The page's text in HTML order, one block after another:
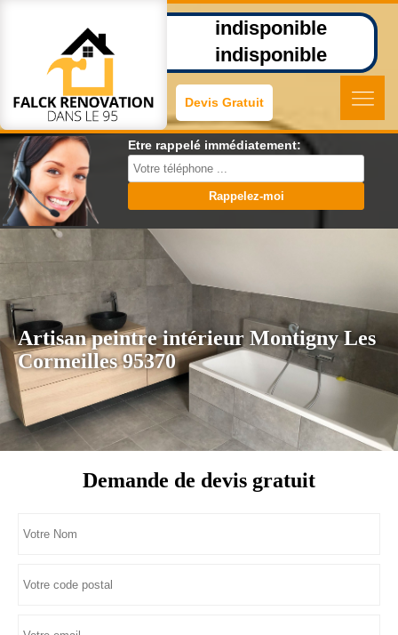
indisponible
indisponible
Devis Gratuit
Etre rappelé immédiatement:
Artisan peintre intérieur Montigny Les
Cormeilles 95370
Demande de devis gratuit